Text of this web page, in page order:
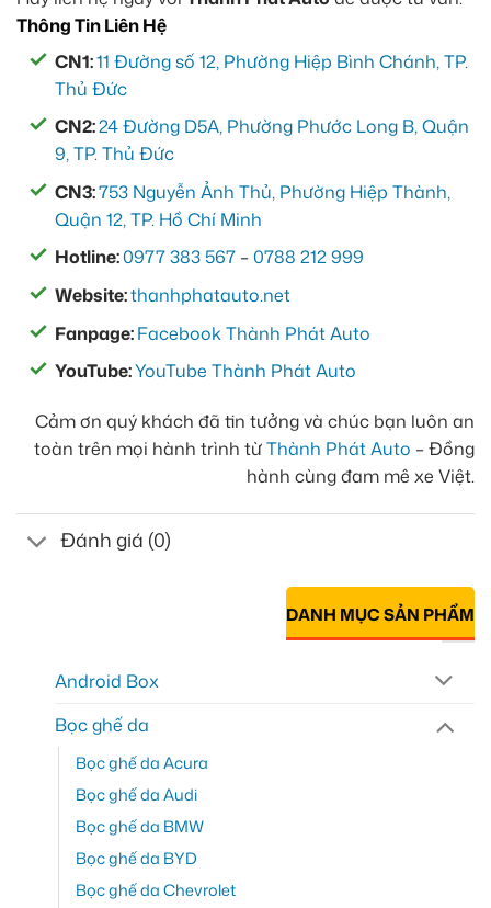
Thông Tin Liên Hệ
CN1:11 Đường số 12, Phường Hiệp Bình Chánh, TP.
Thủ Đức
CN2:24 Đường D5A, Phường Phước Long B, Quận
9, TP. Thủ Đức
CN3:753 Nguyễn Ảnh Thủ, Phường Hiệp Thành,
Quận 12, TP. Hồ Chí Minh
Hotline:0977 383 567 –0788 212 999
Website:thanhphatauto.net
Fanpage:Facebook Thành Phát Auto
YouTube:YouTube Thành Phát Auto
Cảm ơn quý khách đã tin tưởng và chúc bạn luôn an
toàn trên mọi hành trình từThành Phát Auto – Đồng
hành cùng đam mê xe Việt.
Đánh giá (0)
DANH MỤC SẢN PHẨM
Android Box
Bọc ghế da
Bọc ghế da Acura
Bọc ghế da Audi
Bọc ghế da BMW
Bọc ghế da BYD
Bọc ghế da Chevrolet